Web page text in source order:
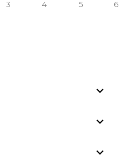
3 4 5 6